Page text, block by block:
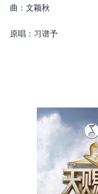
曲：文颖秋
原唱：习谱予